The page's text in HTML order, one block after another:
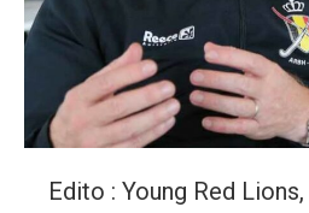
Edito : Young Red